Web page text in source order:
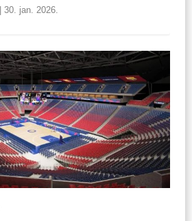
30. jan. 2026.